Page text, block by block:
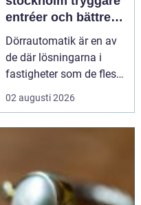
entréer och bättre
tillgänglighet
Dörrautomatik är en av
de där lösningarna i
fastigheter som de flesta
tar för given tills den
saknas eller slutar
dörrar vardagen enklare,
särskilt för personer med
02 augusti 2026